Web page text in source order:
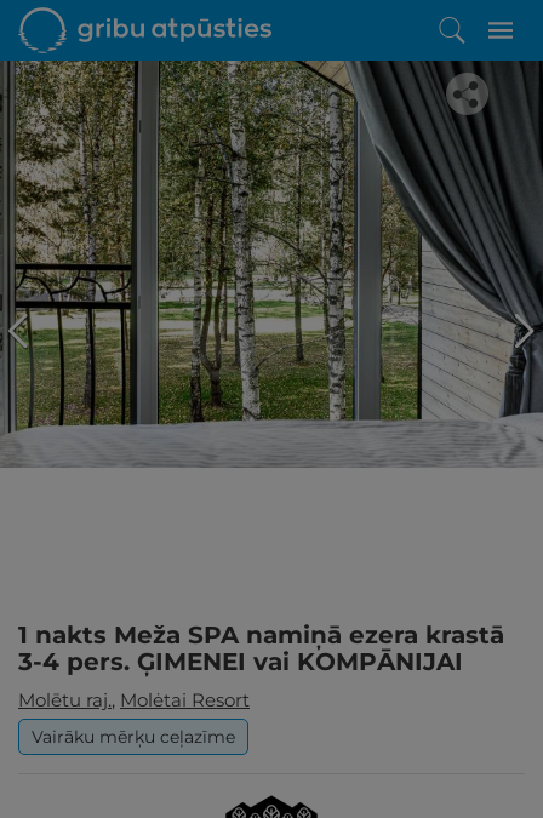
Iepatikās šis piedāvājums?
Līdz brīnišķīgai atpūtai atlikuši tikai daži soļi
PĒRKU
1 nakts Meža SPA namiņā ezera krastā
3-4 pers. ĢIMENEI vai KOMPĀNIJAI
Molētu raj., Molėtai Resort
Vairāku mērķu ceļazīme